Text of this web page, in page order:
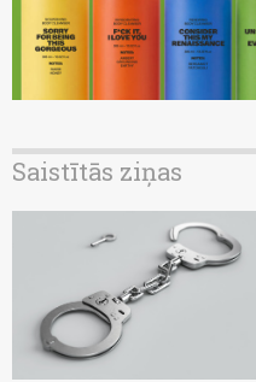
Saistītās ziņas